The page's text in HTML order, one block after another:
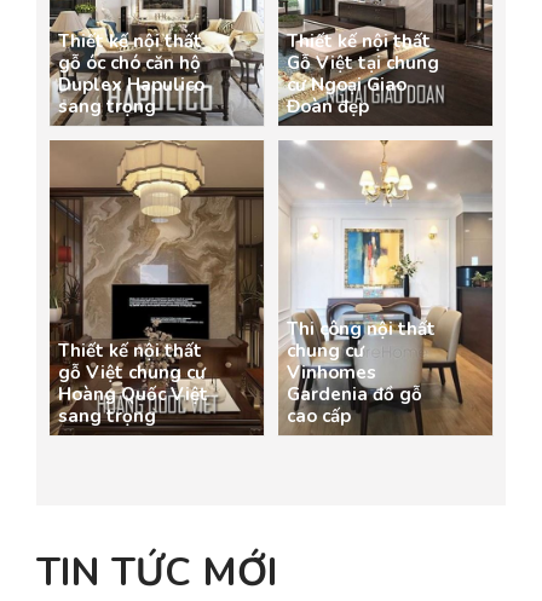
Thiết kế nội thất
gỗ óc chó căn hộ
Duplex Hapulico
sang trọng
Thiết kế nội thất
Gỗ Việt tại chung
cư Ngoại Giao
Đoàn đẹp
Thiết kế nội thất
gỗ Việt chung cư
Hoàng Quốc Việt
sang trọng
Thi công nội thất
chung cư
Vinhomes
Gardenia đồ gỗ
cao cấp
TIN TỨC MỚI